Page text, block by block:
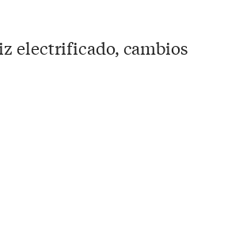
electrificado, cambios